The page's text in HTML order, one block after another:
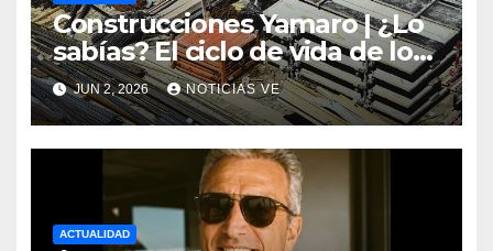
Construcciones Yamaro | ¿Lo
sabías? El ciclo de vida de los
materiales de construcción
revoluciona eficiencia en
proyectos modernos
JUN 2, 2026 NOTICIAS VE
ACTUALIDAD